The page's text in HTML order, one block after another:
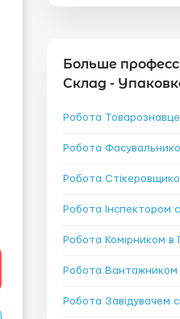
Больше
Склад -
Робота
Робота
Робота
Робота Комірником в
Робота Вантажником
Робота Завідувачем